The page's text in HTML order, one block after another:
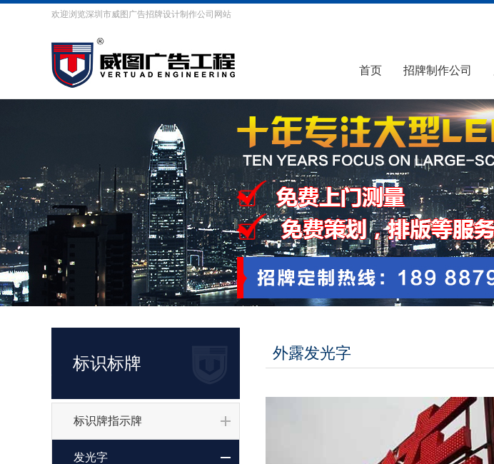
欢迎浏览深圳市威图广告招牌设计制作公司网站
首页 招牌制作公司
标识标牌
标识牌指示牌
发光字
外露发光字